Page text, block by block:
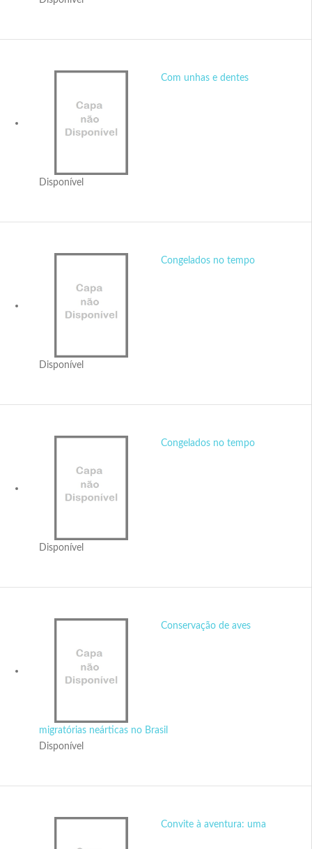
Com unhas e dentes
Disponível
Congelados no tempo
Disponível
Congelados no tempo
Disponível
Conservação de aves
migratórias neárticas no Brasil
Disponível
Convite à aventura: uma